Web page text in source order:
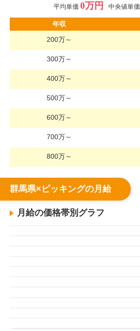
平均単価 0万円 中央値単価
年収
200万～
300万～
400万～
500万～
600万～
700万～
800万～
群馬県×ピッキングの月給
月給の価格帯別グラフ